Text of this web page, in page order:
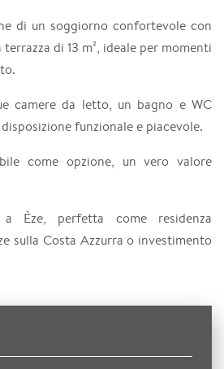
di un soggiorno confortevole con
terrazza di 13 m², ideale per momenti
camere da letto, un bagno e WC
funzionale e piacevole.
come opzione, un vero valore
a Èze, perfetta come residenza
sulla Costa Azzurra o investimento